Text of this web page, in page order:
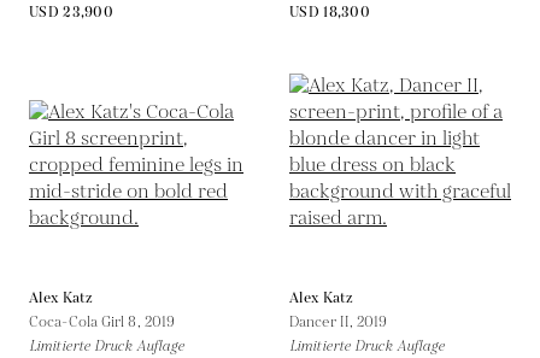
USD 23,900
USD 18,300
Alex Katz
Coca-Cola Girl 8, 2019
Limitierte Druck Auflage
Alex Katz
Dancer II,2019
Limitierte Druck Auflage